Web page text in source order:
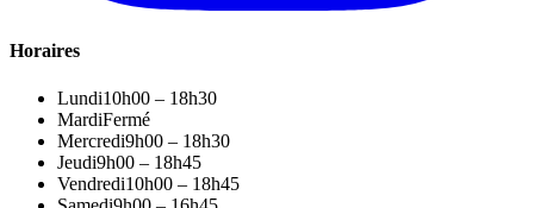
Horaires
Lundi10h00 – 18h30
MardiFermé
Mercredi9h00 – 18h30
Jeudi9h00 – 18h45
Vendredi10h00 – 18h45